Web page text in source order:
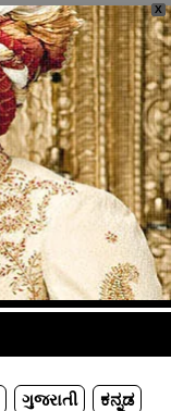
X
ગુજરાતી ಕನ್ನಡ